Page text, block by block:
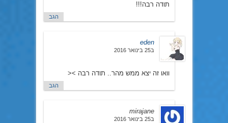
תודה רבה!!!
הגב
eden
ב25 בינואר 2016
וואו זה יצא ממש מהר.. תודה רבה ><
הגב
mirajane
ב25 בינואר 2016